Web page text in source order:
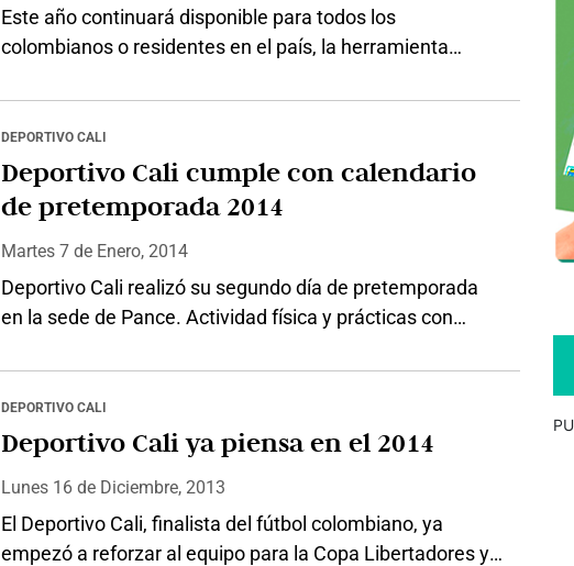
Este año continuará disponible para todos los
colombianos o residentes en el país, la herramienta
del idioma inglés, como lo hicieron 24 mil personas
durante el 2013. El programa Ispeak, es una herramienta
impulsada por el Programa de Transformación
Productiva –PTP- del Ministerio de Comercio, Industria
DEPORTIVO CALI
Deportivo Cali cumple con calendario
de pretemporada 2014
Martes 7de Enero, 2014
Deportivo Cali realizó su segundo día de pretemporada
en la sede de Pance. Actividad física y prácticas con
por el estratega paisa Leonel Álvarez. Los cuatro
refuerzos: Mauricio Casierra, Gustavo Bolívar, Cristian
Marrugo y Robin Ramírez, participaron junto al resto del
plante, en las prácticas del equipo…
DEPORTIVO CALI
Deportivo Cali ya piensa en el 2014
Lunes 16de Diciembre, 2013
El Deportivo Cali, finalista del fútbol colombiano, ya
empezó a reforzar al equipo para la Copa Libertadores y